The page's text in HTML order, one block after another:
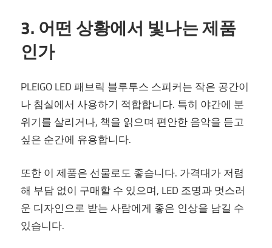
3. 어떤 상황에서 빛나는 제품
인가
PLEIGO LED 패브릭 블루투스 스피커는 작은 공간이
나 침실에서 사용하기 적합합니다. 특히 야간에 분
위기를 살리거나, 책을 읽으며 편안한 음악을 듣고
싶은 순간에 유용합니다.
또한 이 제품은 선물로도 좋습니다. 가격대가 저렴
해 부담 없이 구매할 수 있으며, LED 조명과 멋스러
운 디자인으로 받는 사람에게 좋은 인상을 남길 수
있습니다.